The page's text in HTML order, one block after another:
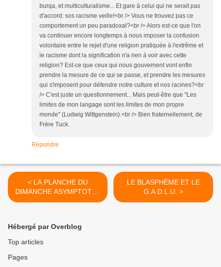
burqa, et multiculturalisme... Et gare à celui qui ne serait pas
d'accord: sos racisme veille!<br /> Vous ne trouvez pas ce
comportement un peu paradoxal?<br /> Alors est-ce que l'on
va continuer encore longtemps à nous imposer la confusion
volontaire entre le rejet d'une religion pratiquée à l'extrême et
le racisme dont la signification n'a rien à voir avec cette
religion? Est-ce que ceux qui nous gouvernent vont enfin
prendre la mesure de ce qui se passe, et prendre les mesures
qui s'imposent pour défendre notre culture et nos racines?<br
/> C'est juste un questionnement... Mais peut-être que "Les
limites de mon langage sont les limites de mon propre
monde" (Ludwig Wittgenstein).<br /> Bien fraternellement, de
Frère Tuck.
Répondre
< LA PLANCHE DU
DIMANCHE ASYMPTOTE -
la Franc Maçonnerie au
LE BLASPHÈME ET LE
G.A.D.L.U. >
Hébergé par Overblog
Top articles
Pages